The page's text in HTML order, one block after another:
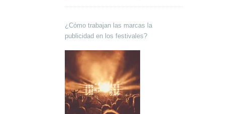
¿Cómo trabajan las marcas la
publicidad en los festivales?